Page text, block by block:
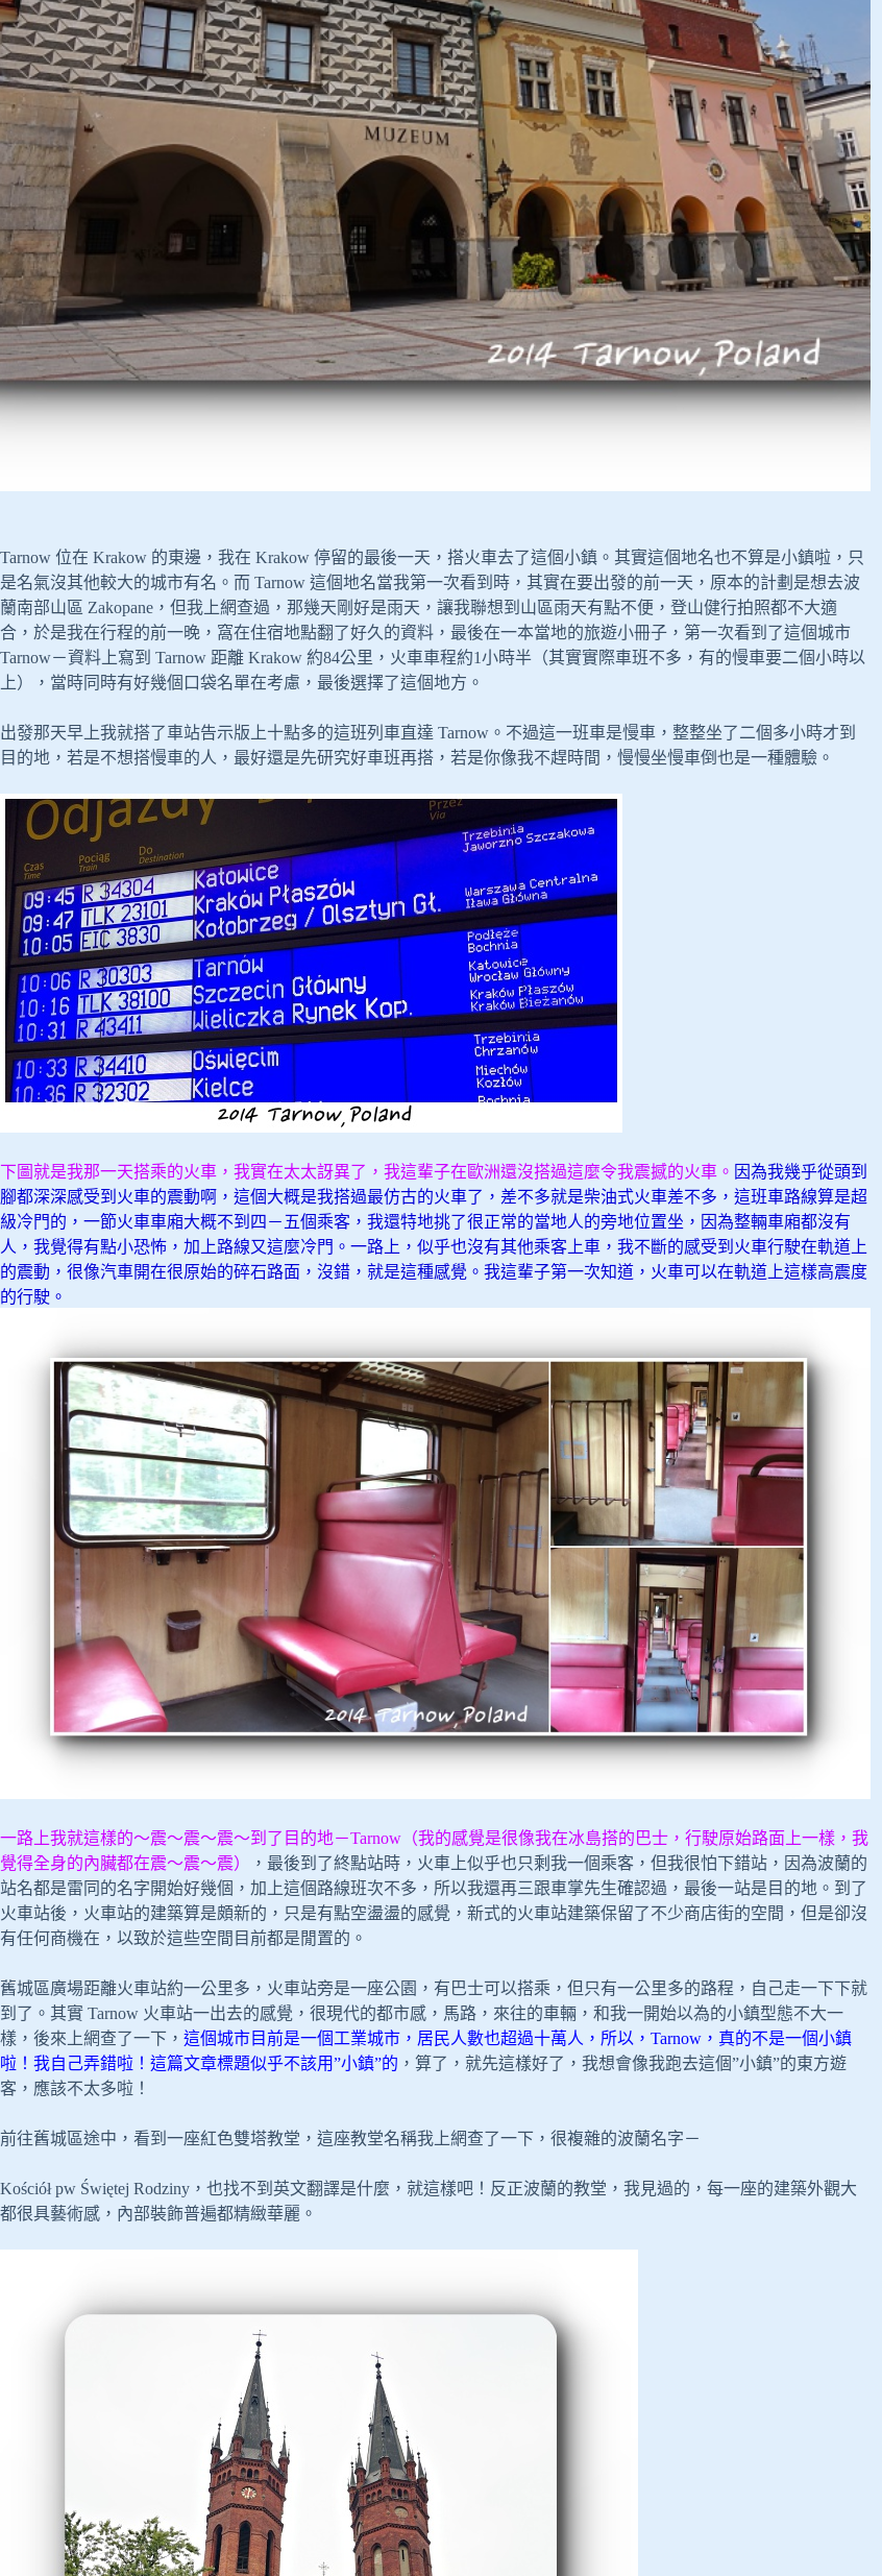
Tarnow 位在 Krakow 的東邊，我在 Krakow 停留的最後一天，搭火車去了這個小鎮。其實這個地名也不算是小鎮啦，只
是名氣沒其他較大的城市有名。而 Tarnow 這個地名當我第一次看到時，其實在要出發的前一天，原本的計劃是想去波
蘭南部山區 Zakopane，但我上網查過，那幾天剛好是雨天，讓我聯想到山區雨天有點不便，登山健行拍照都不大適
合，於是我在行程的前一晚，窩在住宿地點翻了好久的資料，最後在一本當地的旅遊小冊子，第一次看到了這個城市
Tarnow－資料上寫到 Tarnow 距離 Krakow 約84公里，火車車程約1小時半（其實實際車班不多，有的慢車要二個小時以
上），當時同時有好幾個口袋名單在考慮，最後選擇了這個地方。
出發那天早上我就搭了車站告示版上十點多的這班列車直達 Tarnow。不過這一班車是慢車，整整坐了二個多小時才到
目的地，若是不想搭慢車的人，最好還是先研究好車班再搭，若是你像我不趕時間，慢慢坐慢車倒也是一種體驗。
下圖就是我那一天搭乘的火車，我實在太太訝異了，我這輩子在歐洲還沒搭過這麼令我震撼的火車。 因為我幾乎從頭到
腳都深深感受到火車的震動啊，這個大概是我搭過最仿古的火車了，差不多就是柴油式火車差不多，這班車路線算是超
級冷門的，一節火車車廂大概不到四－五個乘客，我還特地挑了很正常的當地人的旁地位置坐，因為整輛車廂都沒有
人，我覺得有點小恐怖，加上路線又這麼冷門。一路上，似乎也沒有其他乘客上車，我不斷的感受到火車行駛在軌道上
的震動，很像汽車開在很原始的碎石路面，沒錯，就是這種感覺。我這輩子第一次知道，火車可以在軌道上這樣高震度
的行駛。
一路上我就這樣的～震～震～震～到了目的地－Tarnow（我的感覺是很像我在冰島搭的巴士，行駛原始路面上一樣，我
覺得全身的內臟都在震～震～震）
，最後到了終點站時，火車上似乎也只剩我一個乘客，但我很怕下錯站，因為波蘭的
站名都是雷同的名字開始好幾個，加上這個路線班次不多，所以我還再三跟車掌先生確認過，最後一站是目的地。到了
火車站後，火車站的建築算是頗新的，只是有點空盪盪的感覺，新式的火車站建築保留了不少商店街的空間，但是卻沒
有任何商機在，以致於這些空間目前都是閒置的。
舊城區廣場距離火車站約一公里多，火車站旁是一座公園，有巴士可以搭乘，但只有一公里多的路程，自己走一下下就
到了。其實 Tarnow 火車站一出去的感覺，很現代的都市感，馬路，來往的車輛，和我一開始以為的小鎮型態不大一
樣，後來上網查了一下， 這個城市目前是一個工業城市，居民人數也超過十萬人，所以，Tarnow，真的不是一個小鎮
啦！我自己弄錯啦！這篇文章標題似乎不該用”小鎮”的 ，算了，就先這樣好了，我想會像我跑去這個”小鎮”的東方遊
客，應該不太多啦！
前往舊城區途中，看到一座紅色雙塔教堂，這座教堂名稱我上網查了一下，很複雜的波蘭名字－
Kościół pw Świętej Rodziny，也找不到英文翻譯是什麼，就這樣吧！反正波蘭的教堂，我見過的，每一座的建築外觀大
都很具藝術感，內部裝飾普遍都精緻華麗。